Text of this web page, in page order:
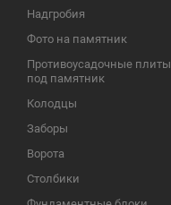
Надгробия
Фото на памятник
Противоусадочные плиты
под памятник
Колодцы
Заборы
Ворота
Столбики